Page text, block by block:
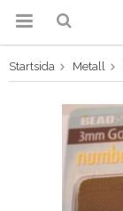
Startsida Metall